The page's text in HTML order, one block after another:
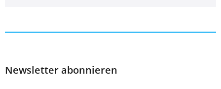
Newsletter abonnieren